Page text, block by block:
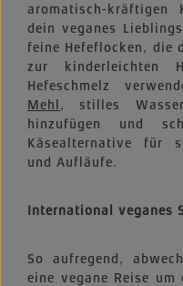
aromatisch-kräftigen
dein veganes
feine Hefeflocken, die
zur kinderleichten
Hefeschmelz
Mehl, stilles
hinzufügen und
Käsealternative für
und Aufläufe.
International veganes
So aufregend,
eine vegane Reise